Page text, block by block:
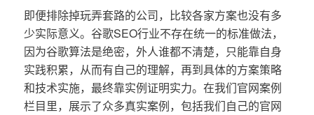
即便排除掉玩弄套路的公司，比较各家方案也没有多
少实际意义。谷歌SEO行业不存在统一的标准做法，
因为谷歌算法是绝密，外人谁都不清楚，只能靠自身
实践积累，从而有自己的理解，再到具体的方案策略
和技术实施，最终靠实例证明实力。在我们官网案例
栏目里，展示了众多真实案例，包括我们自己的官网